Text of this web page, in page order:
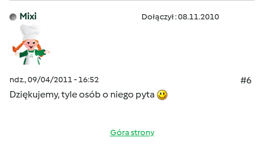
Mixi Dołączył : 08.11.2010
ndz., 09/04/2011 - 16:52
#6
Dziękujemy, tyle osób o niego pyta
Góra strony